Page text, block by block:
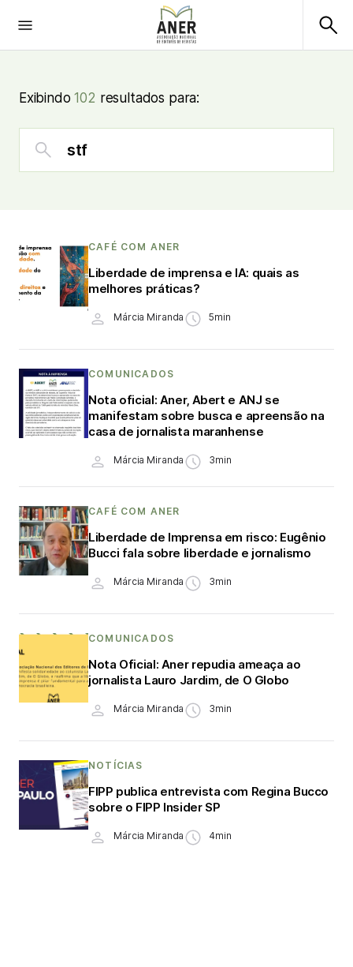
Exibindo102 resultados para:
CAFÉ COM ANER
Liberdade de imprensa e IA: quais as
melhores práticas?
Márcia Miranda 5min
COMUNICADOS
Nota oficial: Aner, Abert e ANJ se
manifestam sobre busca e apreensão na
casa de jornalista maranhense
Márcia Miranda 3min
CAFÉ COM ANER
Liberdade de Imprensa em risco: Eugênio
Bucci fala sobre liberdade e jornalismo
Márcia Miranda 3min
COMUNICADOS
Nota Oficial: Aner repudia ameaça ao
jornalista Lauro Jardim, de O Globo
Márcia Miranda 3min
NOTÍCIAS
FIPP publica entrevista com Regina Bucco
sobre o FIPP Insider SP
Márcia Miranda 4min